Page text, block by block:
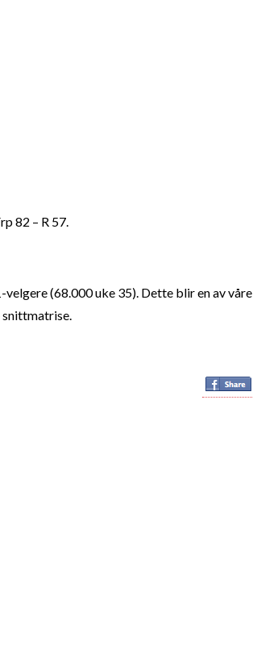
82 – R 57.
(68.000 uke 35). Dette blir en av våre
snittmatrise.